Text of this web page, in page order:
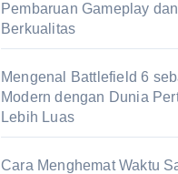
Pembaruan Gameplay
Berkualitas
Mengenal Battlefield 6
Modern dengan Dunia
Lebih Luas
Cara Menghemat Waktu